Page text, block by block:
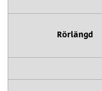
Rörlängd